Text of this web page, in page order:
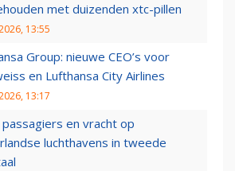
met duizenden xtc-pillen
13:55
Group: nieuwe CEO’s voor
en Lufthansa City Airlines
13:17
en vracht op
luchthavens in tweede